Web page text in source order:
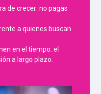
de crecer: no pagas
a quienes buscan
en el tiempo: el
a largo plazo.